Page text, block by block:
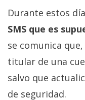
Durante estos
SMS que es
se comunica
titular de una
salvo que
de seguridad.